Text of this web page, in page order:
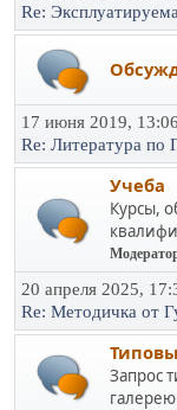
Re:
17 июня 2019,
Re: Литература по
Учеба
Курсы,
20 апреля 2025,
Re: Методичка от
Запрос